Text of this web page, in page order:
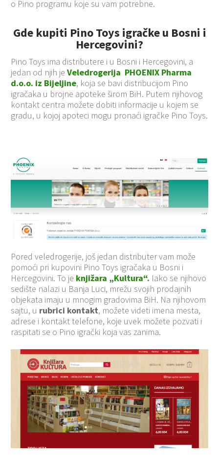
o Pino programu koje su vam potrebne.
Gde kupiti Pino Toys igračke u Bosni i
Hercegovini?
Pino Toys ima distributere i u Bosni i Hercegovini, a
jedan od njih jeVeledrogerija PHOENIX Pharma
d.o.o. iz Bijeljine, koja se bavi distribucijom Pino
igračaka u brojne apoteke širom BiH. Putem njihovog
kontakt centra možete dobiti informacije u kojem se
gradu, u kojoj apoteci mogu pronaći igračke Pino Toys.
Pored veledrogerije, još jedan distributer vam može
pomoći pri kupovini Pino Toys igračaka u Bosni i
Hercegovini. To je knjižara „Kultura“. Iako se njihovo
sedište nalazi u Banja Luci, mrežu svojih prodajnih
objekata imaju u mnogim gradovima BiH. Na njihovom
sajtu, u rubrici kontakt, možete videti imena mesta,
adrese i kontakt telefone, koje uvek možete pozvati i
raspitati se o Pino igrački koja vas zanima.